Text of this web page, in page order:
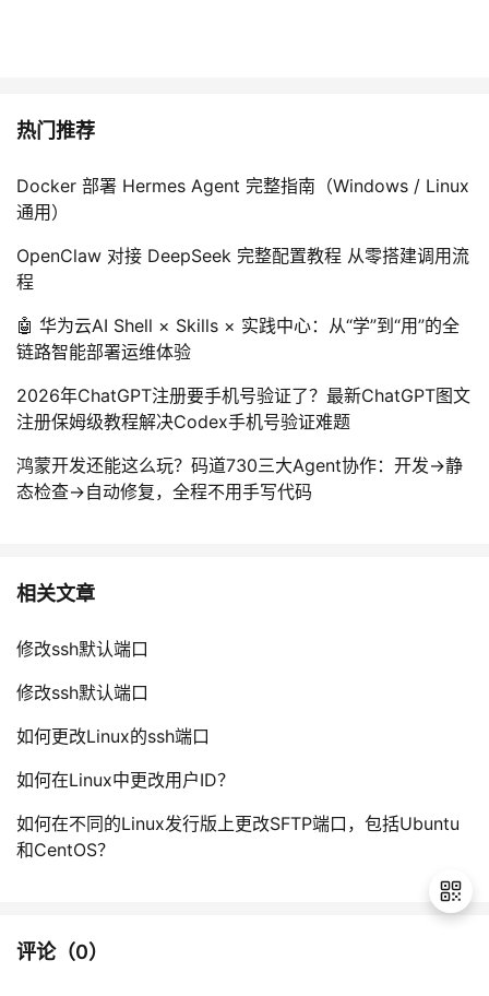
热门推荐
Docker 部署 Hermes Agent 完整指南（Windows / Linux
通用）
OpenClaw 对接 DeepSeek 完整配置教程 从零搭建调用流
程
🤖 华为云AI Shell × Skills × 实践中心：从“学”到“用”的全
链路智能部署运维体验
2026年ChatGPT注册要手机号验证了？最新ChatGPT图文
注册保姆级教程解决Codex手机号验证难题
鸿蒙开发还能这么玩？码道730三大Agent协作：开发→静
态检查→自动修复，全程不用手写代码
相关文章
修改ssh默认端口
修改ssh默认端口
如何更改Linux的ssh端口
如何在Linux中更改用户ID？
如何在不同的Linux发行版上更改SFTP端口，包括Ubuntu
和CentOS？
评论（0）